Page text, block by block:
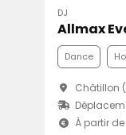
DJ
Allmax
Dance
Châtillon
À partir